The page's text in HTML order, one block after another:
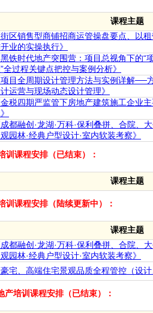
课程主题
街区销售型商铺招商运管操盘要点、以
业的实操执行》
黑铁时代地产突围营：项目总视角下的
全过程关键点把控与案例分析》
项目全周期设计管理方法与实例详解──
运营与现场动态设计管理》
金税四期严监管下房地产建筑施工企业
成都融创·龙湖·万科·保利叠拼、合院、
园林·经典户型设计·室内软装考察》
训课程安排（已结束）：
课程主题
训课程安排（陆续更新中）：
课程主题
成都融创·龙湖·万科·保利叠拼、合院、
园林·经典户型设计·室内软装考察》
豪宅、高端住宅景观品质全程管控（设
产培训课程安排（已结束）：